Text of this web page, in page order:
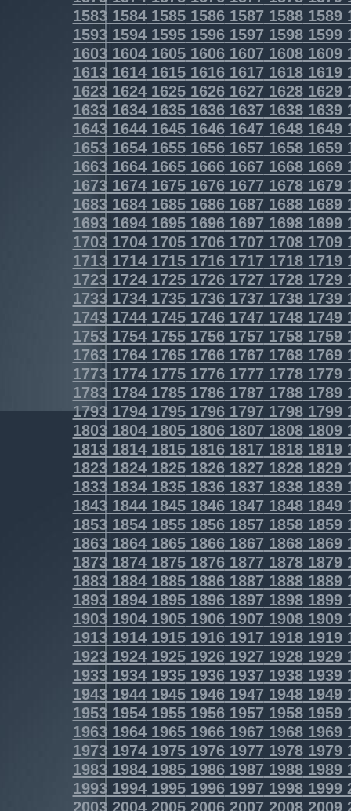
1583158415851586158715881589
1593159415951596159715981599
1603160416051606160716081609
1613161416151616161716181619
1623162416251626162716281629
1633163416351636163716381639
1643164416451646164716481649
1653165416551656165716581659
1663166416651666166716681669
1673167416751676167716781679
1683168416851686168716881689
1693169416951696169716981699
1703170417051706170717081709
1713171417151716171717181719
1723172417251726172717281729
1733173417351736173717381739
1743174417451746174717481749
1753175417551756175717581759
1763176417651766176717681769
1773177417751776177717781779
1783178417851786178717881789
1793179417951796179717981799
1803180418051806180718081809
1813181418151816181718181819
1823182418251826182718281829
1833183418351836183718381839
1843184418451846184718481849
1853185418551856185718581859
1863186418651866186718681869
1873187418751876187718781879
1883188418851886188718881889
1893189418951896189718981899
1903190419051906190719081909
1913191419151916191719181919
1923192419251926192719281929
1933193419351936193719381939
1943194419451946194719481949
1953195419551956195719581959
1963196419651966196719681969
1973197419751976197719781979
1983198419851986198719881989
1993199419951996199719981999
2003200420052006200720082009